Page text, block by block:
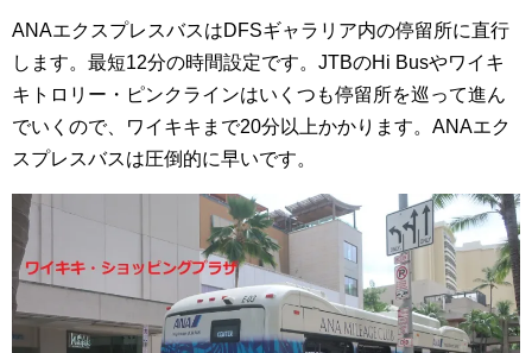
ANAエクスプレスバスはDFSギャラリア内の停留所に直行
します。最短12分の時間設定です。JTBのHi Busやワイキ
キトロリー・ピンクラインはいくつも停留所を巡って進ん
でいくので、ワイキキまで20分以上かかります。ANAエク
スプレスバスは圧倒的に早いです。